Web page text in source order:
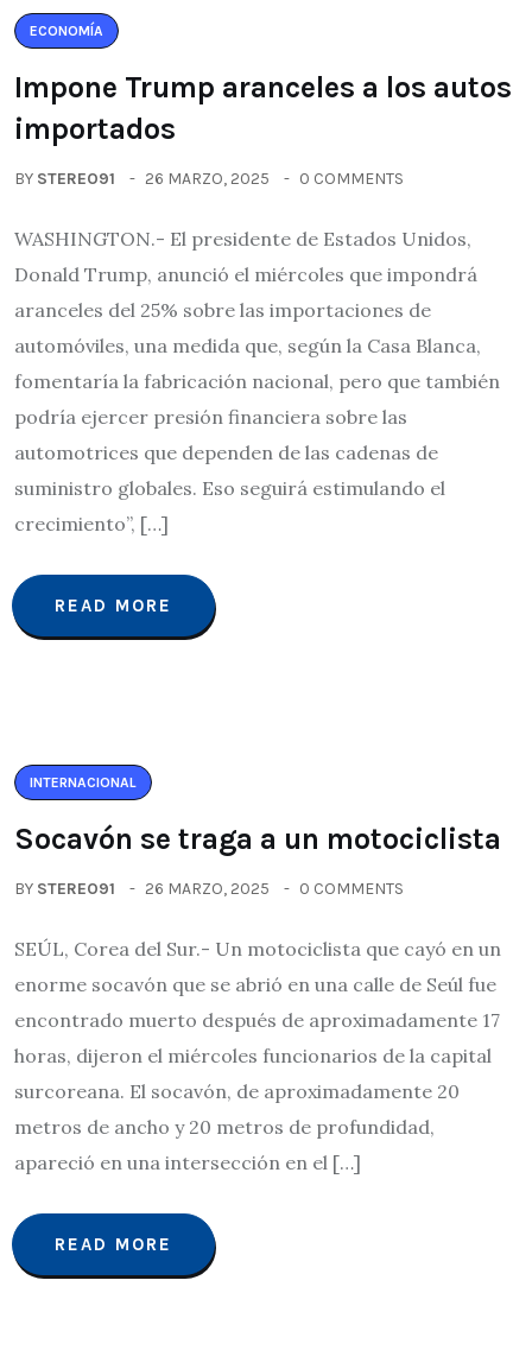
ECONOMÍA
Impone Trump aranceles a los autos
importados
BY STEREO91 26 MARZO, 2025 0 COMMENTS
WASHINGTON.- El presidente de Estados Unidos,
Donald Trump, anunció el miércoles que impondrá
aranceles del 25% sobre las importaciones de
automóviles, una medida que, según la Casa Blanca,
fomentaría la fabricación nacional, pero que también
podría ejercer presión financiera sobre las
automotrices que dependen de las cadenas de
suministro globales. Eso seguirá estimulando el
crecimiento”, […]
READ MORE
INTERNACIONAL
Socavón se traga a un motociclista
BY STEREO91 26 MARZO, 2025 0 COMMENTS
SEÚL, Corea del Sur.- Un motociclista que cayó en un
enorme socavón que se abrió en una calle de Seúl fue
encontrado muerto después de aproximadamente 17
horas, dijeron el miércoles funcionarios de la capital
surcoreana. El socavón, de aproximadamente 20
metros de ancho y 20 metros de profundidad,
apareció en una intersección en el […]
READ MORE